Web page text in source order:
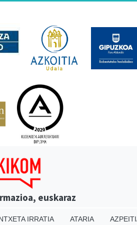
euskaraz
IRRATIA ATARIA